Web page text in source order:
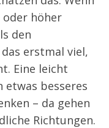
oder höher
den
erstmal viel,
Eine leicht
etwas besseres
– da gehen
Richtungen.